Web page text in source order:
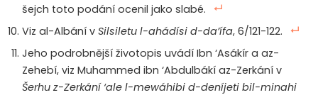
šejch toto podání ocenil jako slabé.
Viz al-Albání v Silsiletu l-ahádísi d-da’ífa, 6/121-122.
Jeho podrobnější životopis uvádí Ibn ‘Asákír a az-
Zehebí, viz Muhammed ibn ‘Abdulbákí az-Zerkání v
Šerhu z-Zerkání ‘ale l-mewáhibi d-deníjeti bil-minahi